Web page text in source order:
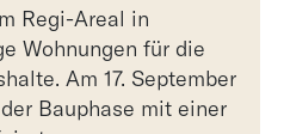
Regi-Areal in
Wohnungen für die
Am 17. September
Bauphase mit einer